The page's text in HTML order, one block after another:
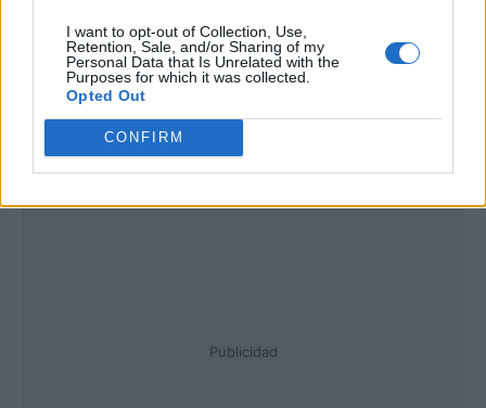
I want to opt-out of Collection, Use,
Retention, Sale, and/or Sharing of my
Personal Data that Is Unrelated with the
Purposes for which it was collected.
Opted Out
CONFIRM
Publicidad